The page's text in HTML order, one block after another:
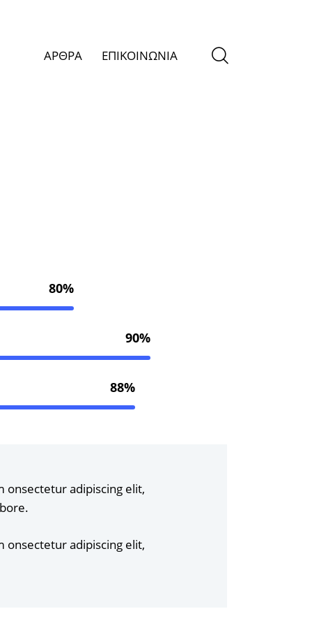
ΑΡΘΡΑ ΕΠΙΚΟΙΝΩΝΙΑ
80%
90%
88%
onsectetur adipiscing elit,
onsectetur adipiscing elit,